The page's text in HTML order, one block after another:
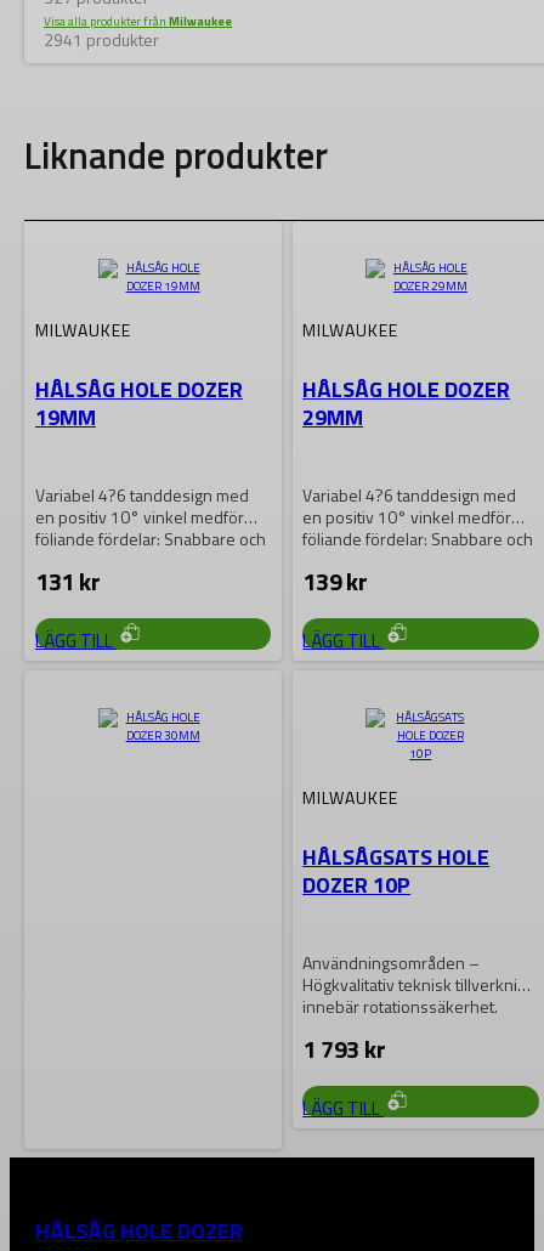
Visa alla produkter frånMilwaukee
2941 produkter
Liknande produkter
MILWAUKEE
HÅLSÅG HOLE DOZER
19MM
Variabel 4?6 tanddesign med
en positiv 10° vinkel medför
följande fördelar: Snabbare och
131 kr
LÄGG TILL
MILWAUKEE
HÅLSÅG HOLE DOZER
29MM
Variabel 4?6 tanddesign med
en positiv 10° vinkel medför
följande fördelar: Snabbare och
139kr
LÄGG TILL
HÅLSÅG HOLE DOZER
MILWAUKEE
HÅLSÅGSATS HOLE
DOZER 10P
Användningsområden –
Högkvalitativ teknisk tillverkning
innebär rotationssäkerhet.
användbara både med hand…
1 793kr
LÄGG TILL